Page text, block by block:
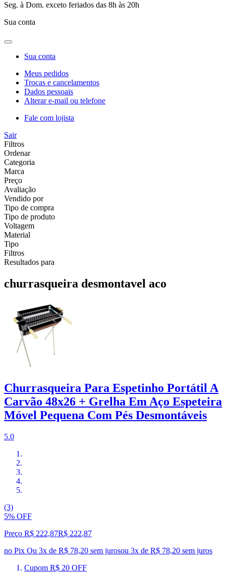
Seg. à Dom. exceto feriados das 8h às 20h
Sua conta
Sua conta
Meus pedidos
Trocas e cancelamentos
Dados pessoais
Alterar e-mail ou telefone
Fale com lojista
Sair
Filtros
Ordenar
Categoria
Marca
Preço
Avaliação
Vendido por
Tipo de compra
Tipo de produto
Voltagem
Material
Tipo
Filtros
Resultados para
churrasqueira desmontavel aco
Churrasqueira Para Espetinho Portátil A
Carvão 48x26 + Grelha Em Aço Espeteira
Móvel Pequena Com Pés Desmontáveis
5.0
(3)
5% OFF
Preço R$ 222,87R$ 222,87
no Pix Ou 3x de R$ 78,20 sem jurosou 3x de R$ 78,20 sem juros
Cupom R$ 20 OFF